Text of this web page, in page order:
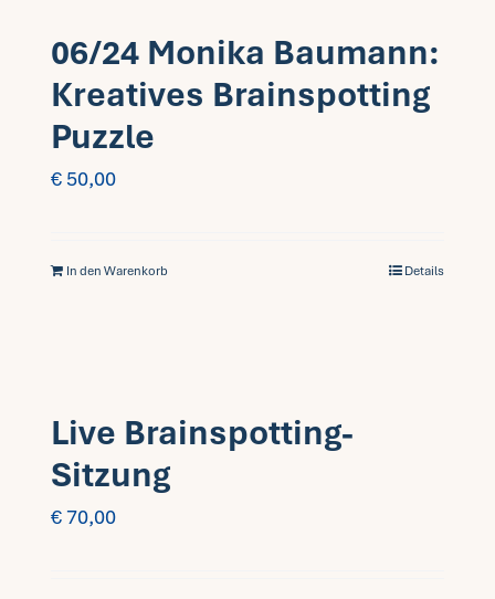
06/24 Monika Baumann:
Kreatives Brainspotting
Puzzle
€ 50,00
In den Warenkorb Details
Live Brainspotting-
Sitzung
€70,00